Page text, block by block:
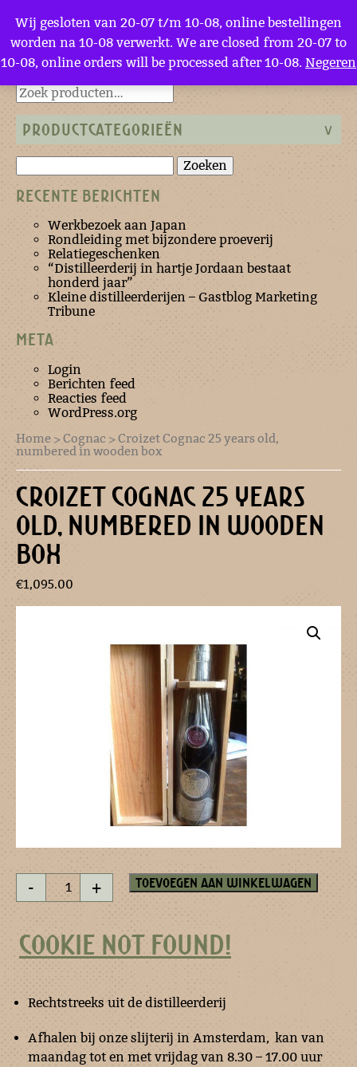
Terug naar de homepage
PRODUCTCATEGORIEËN
Zoeken
naar:
RECENTE BERICHTEN
Werkbezoek aan Japan
Rondleiding met bijzondere proeverij
Relatiegeschenken
“Distilleerderij in hartje Jordaan bestaat
honderd jaar”
Kleine distilleerderijen – Gastblog Marketing
Tribune
META
Login
Berichten feed
Reacties feed
WordPress.org
Home >Cognac > Croizet Cognac 25 years old,
numbered in wooden box
CROIZET COGNAC 25 YEARS
OLD, NUMBERED IN WOODEN
BOX
€1,095.00
-
Croizet
Cognac
old,
numbered
box
aantal
+ Toevoegen aan winkelwagen
COOKIE NOT FOUND!
Rechtstreeks uit de distilleerderij
Afhalen bij onze slijterij in Amsterdam, kan van
maandag tot en met vrijdag van 8.30 – 17.00 uur
Wij gesloten van 20-07 t/m 10-08, online bestellingen
worden na 10-08 verwerkt. We are closed from 20-07 to
10-08, online orders will be processed after 10-08. Negeren